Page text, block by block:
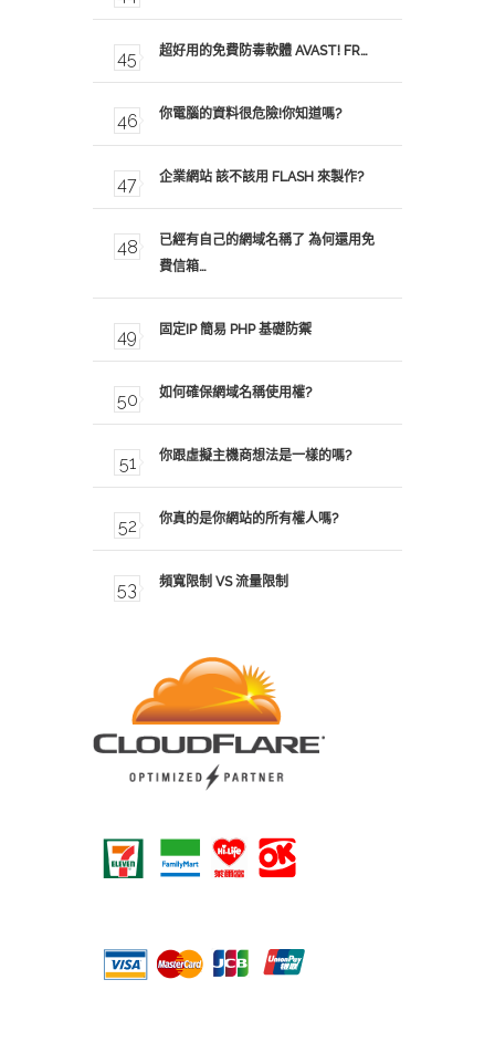
超好用的免費防毒軟體 AVAST! FR…
你電腦的資料很危險!你知道嗎?
企業網站 該不該用 FLASH 來製作?
已經有自己的網域名稱了 為何還用免
費信箱…
固定IP 簡易 PHP 基礎防禦
如何確保網域名稱使用權?
你跟虛擬主機商想法是一樣的嗎?
你真的是你網站的所有權人嗎?
頻寬限制 VS 流量限制